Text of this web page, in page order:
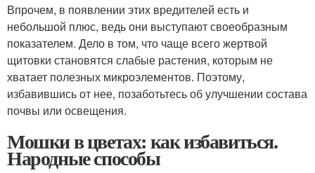
Впрочем, в появлении этих вредителей есть и
небольшой плюс, ведь они выступают своеобразным
показателем. Дело в том, что чаще всего жертвой
щитовки становятся слабые растения, которым не
хватает полезных микроэлементов. Поэтому,
избавившись от нее, позаботьтесь об улучшении состава
почвы или освещения.
Мошки в цветах: как избавиться.
Народные способы